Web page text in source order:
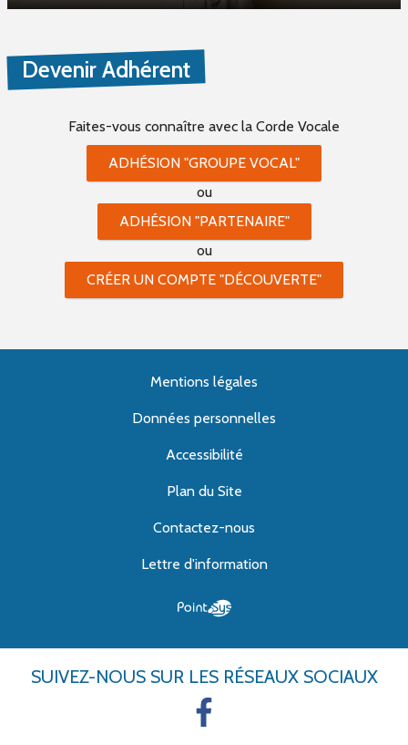
Devenir Adhérent
Faites-vous connaître avec la Corde Vocale
ADHÉSION "GROUPE VOCAL"
ou
ADHÉSION "PARTENAIRE"
ou
CRÉER UN COMPTE "DÉCOUVERTE"
Mentions légales
Données personnelles
Accessibilité
Plan du Site
Contactez-nous
Lettre d'information
SUIVEZ-NOUS SUR LES RÉSEAUX SOCIAUX